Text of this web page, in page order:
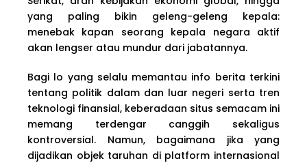
yang paling bikin geleng-geleng kepala:
menebak kapan seorang kepala negara aktif
akan lengser atau mundur dari jabatannya.
Bagi lo yang selalu memantau info berita terkini
tentang politik dalam dan luar negeri serta tren
teknologi finansial, keberadaan situs semacam ini
memang terdengar canggih sekaligus
kontroversial. Namun, bagaimana jika yang
dijadikan objek taruhan di platform internasional